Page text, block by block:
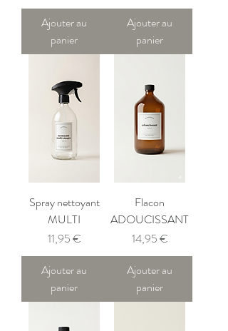
Ajouter au
panier
Ajouter au
panier
Spray nettoyant
MULTI
Prix
11,95 €
Ajouter au
panier
Flacon
ADOUCISSANT
Prix
14,95 €
Ajouter au
panier